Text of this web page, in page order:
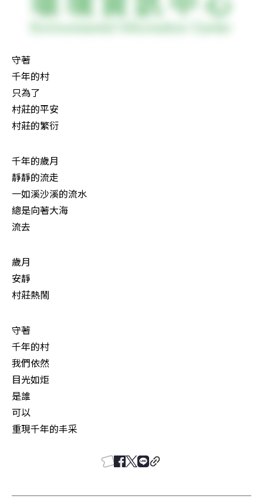
守著
千年的村
只為了
村莊的平安
村莊的繁衍
千年的歲月
靜靜的流走
一如溪沙溪的流水
總是向著大海
流去
歲月
安靜
村莊熱鬧
守著
千年的村
我們依然
目光如炬
是誰
可以
重現千年的丰采